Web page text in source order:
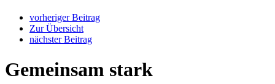
vorheriger Beitrag
Zur Übersicht
nächster Beitrag
Gemeinsam stark